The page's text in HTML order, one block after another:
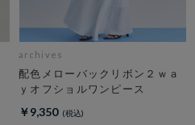
archives
配色メローバックリボン２ｗａ
ｙオフショルワンピース
￥9,350